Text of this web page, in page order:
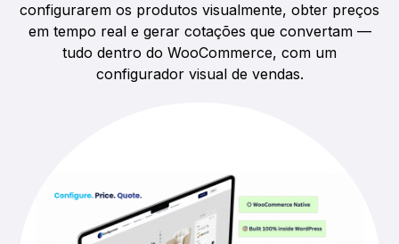
configurarem os produtos visualmente, obter preços
em tempo real e gerar cotações que convertam —
tudo dentro do WooCommerce, com um
configurador visual de vendas.